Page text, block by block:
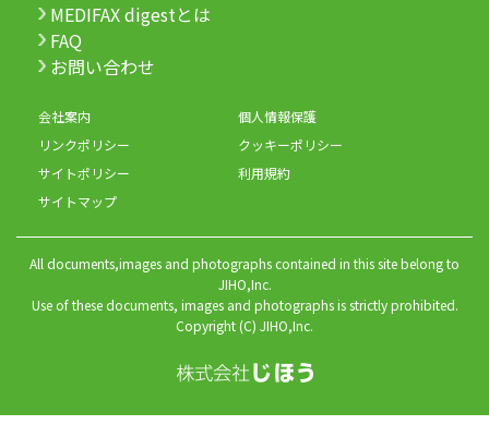
MEDIFAX digestとは
FAQ
お問い合わせ
会社案内
個人情報保護
リンクポリシー
クッキーポリシー
サイトポリシー
利用規約
サイトマップ
All documents,images and photographs contained in this site belong to
JIHO,Inc.
Use of these documents, images and photographs is strictly prohibited.
Copyright (C) JIHO,Inc.